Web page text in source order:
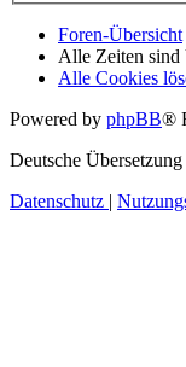
Foren-Übersicht
Alle Zeiten sind
Alle Cookies
Powered by phpBB®
Deutsche
Datenschutz |